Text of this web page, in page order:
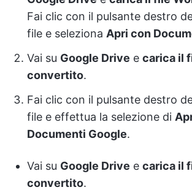
Fai clic con il pulsante destro
file e seleziona Apri con
Vai su Google Drive e carica il
convertito.
Fai clic con il pulsante destro
file e effettua la selezione di
Documenti Google.
Vai su Google Drive e carica il
convertito.